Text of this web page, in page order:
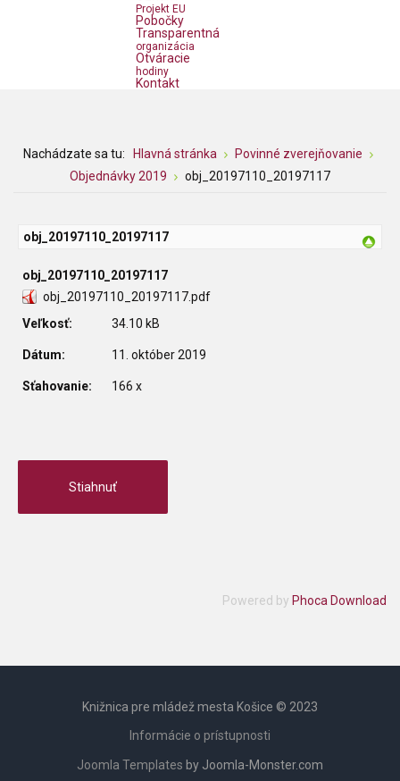
Projekt EU
Pobočky
Transparentná
organizácia
Otváracie
hodiny
Kontakt
Nachádzate sa tu: Hlavná stránka
Povinné zverejňovanie
Objednávky 2019
obj_20197110_20197117
obj_20197110_20197117
obj_20197110_20197117
obj_20197110_20197117.pdf
Veľkosť:
34.10 kB
Dátum: 11. október 2019
Sťahovanie: 166 x
Powered by Phoca Download
Knižnica pre mládež mesta Košice © 2023
Informácie o prístupnosti
Joomla Templates by Joomla-Monster.com